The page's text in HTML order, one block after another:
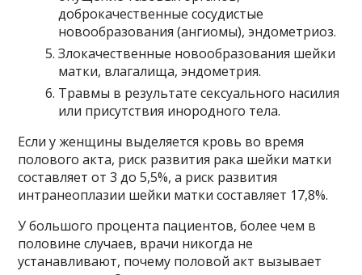
доброкачественные сосудистые
новообразования (ангиомы), эндометриоз.
Злокачественные новообразования шейки
матки, влагалища, эндометрия.
Травмы в результате сексуального насилия
или присутствия инородного тела.
Если у женщины выделяется кровь во время
полового акта, риск развития рака шейки матки
составляет от 3 до 5,5%, а риск развития
интранеоплазии шейки матки составляет 17,8%.
У большого процента пациентов, более чем в
половине случаев, врачи никогда не
устанавливают, почему половой акт вызывает